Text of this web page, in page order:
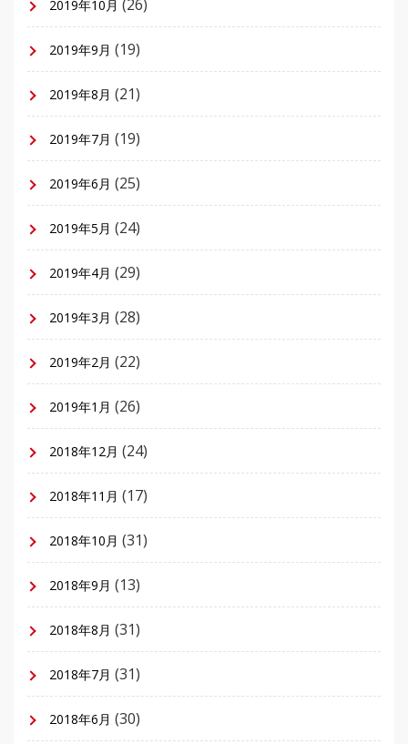
2019年10月 (26)
2019年9月 (19)
2019年8月 (21)
2019年7月 (19)
2019年6月 (25)
2019年5月 (24)
2019年4月 (29)
2019年3月 (28)
2019年2月 (22)
2019年1月 (26)
2018年12月 (24)
2018年11月 (17)
2018年10月 (31)
2018年9月 (13)
2018年8月 (31)
2018年7月 (31)
2018年6月 (30)